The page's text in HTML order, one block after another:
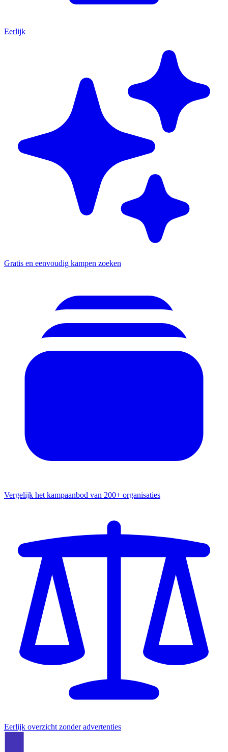
Eerlijk
Gratis en eenvoudig kampen zoeken
Vergelijk het kampaanbod van 200+ organisaties
Eerlijk overzicht zonder advertenties